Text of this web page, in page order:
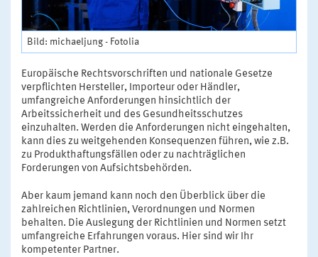
Bild: michaeljung - Fotolia
Europäische Rechtsvorschriften und nationale Gesetze
verpflichten Hersteller, Importeur oder Händler,
umfangreiche Anforderungen hinsichtlich der
Arbeitssicherheit und des Gesundheitsschutzes
einzuhalten. Werden die Anforderungen nicht eingehalten,
kann dies zu weitgehenden Konsequenzen führen, wie z.B.
zu Produkthaftungsfällen oder zu nachträglichen
Forderungen von Aufsichtsbehörden.
Aber kaum jemand kann noch den Überblick über die
zahlreichen Richtlinien, Verordnungen und Normen
behalten. Die Auslegung der Richtlinien und Normen setzt
umfangreiche Erfahrungen voraus. Hier sind wir Ihr
kompetenter Partner.